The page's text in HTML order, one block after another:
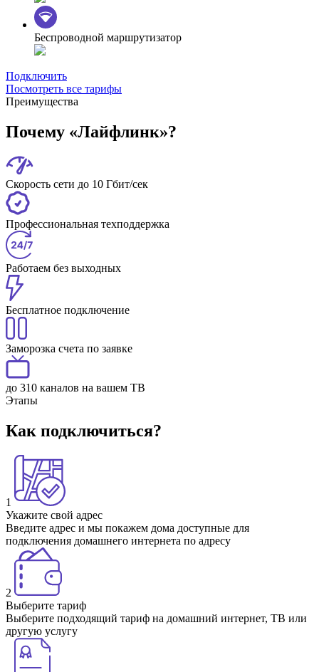
Беспроводной маршрутизатор
Подключить
Посмотреть все тарифы
Преимущества
Почему «Лайфлинк»?
Скорость сети до 10 Гбит/сек
Профессиональная техподдержка
Работаем без выходных
Бесплатное подключение
Заморозка счета по заявке
до 310 каналов на вашем ТВ
Этапы
Как подключиться?
1
Укажите свой адрес
Введите адрес и мы покажем дома доступные для
подключения домашнего интернета по адресу
2
Выберите тариф
Выберите подходящий тариф на домашний интернет, ТВ или
другую услугу